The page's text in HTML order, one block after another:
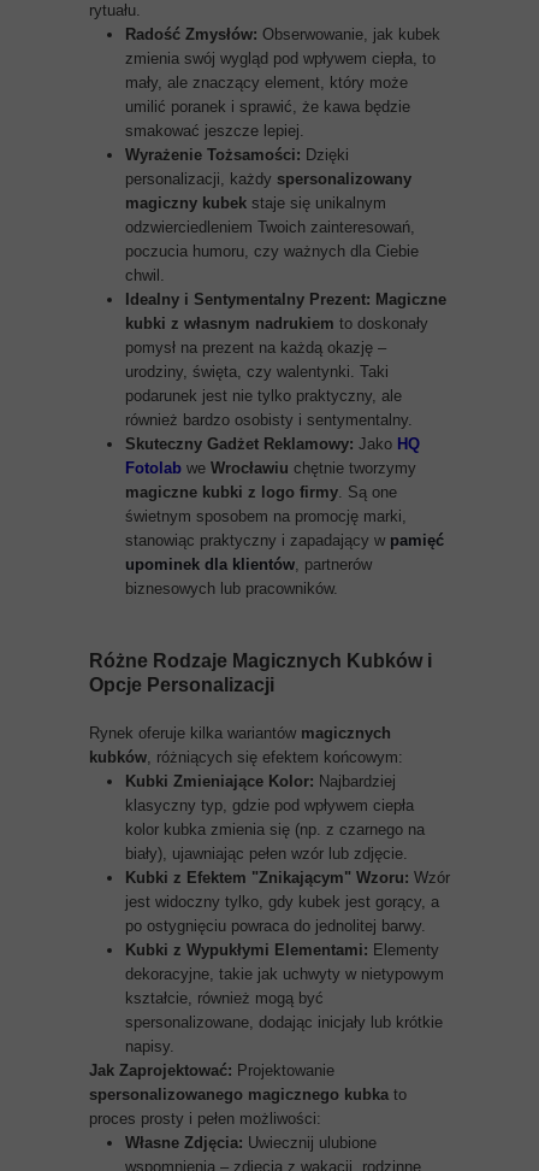
rytuału.
Radość Zmysłów: Obserwowanie, jak kubek
zmienia swój wygląd pod wpływem ciepła, to
mały, ale znaczący element, który może
umilić poranek i sprawić, że kawa będzie
smakować jeszcze lepiej.
Wyrażenie Tożsamości: Dzięki
personalizacji, każdy spersonalizowany
magiczny kubek staje się unikalnym
odzwierciedleniem Twoich zainteresowań,
poczucia humoru, czy ważnych dla Ciebie
chwil.
Idealny i Sentymentalny Prezent: Magiczne
kubki z własnym nadrukiem to doskonały
pomysł na prezent na każdą okazję –
urodziny, święta, czy walentynki. Taki
podarunek jest nie tylko praktyczny, ale
również bardzo osobisty i sentymentalny.
Skuteczny Gadżet Reklamowy: Jako HQ
Fotolab we Wrocławiu chętnie tworzymy
magiczne kubki z logo firmy. Są one
świetnym sposobem na promocję marki,
stanowiąc praktyczny i zapadający w pamięć
upominek dla klientów, partnerów
biznesowych lub pracowników.
Różne Rodzaje Magicznych Kubków i
Opcje Personalizacji
Rynek oferuje kilka wariantów magicznych
kubków, różniących się efektem końcowym:
Kubki Zmieniające Kolor: Najbardziej
klasyczny typ, gdzie pod wpływem ciepła
kolor kubka zmienia się (np. z czarnego na
biały), ujawniając pełen wzór lub zdjęcie.
Kubki z Efektem "Znikającym" Wzoru: Wzór
jest widoczny tylko, gdy kubek jest gorący, a
po ostygnięciu powraca do jednolitej barwy.
Kubki z Wypukłymi Elementami: Elementy
dekoracyjne, takie jak uchwyty w nietypowym
kształcie, również mogą być
spersonalizowane, dodając inicjały lub krótkie
napisy.
Jak Zaprojektować: Projektowanie
spersonalizowanego magicznego kubka to
proces prosty i pełen możliwości:
Własne Zdjęcia: Uwiecznij ulubione
wspomnienia – zdjęcia z wakacji, rodzinne